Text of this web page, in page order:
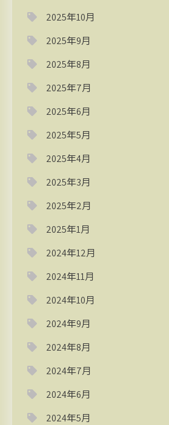
2025年10月
2025年9月
2025年8月
2025年7月
2025年6月
2025年5月
2025年4月
2025年3月
2025年2月
2025年1月
2024年12月
2024年11月
2024年10月
2024年9月
2024年8月
2024年7月
2024年6月
2024年5月